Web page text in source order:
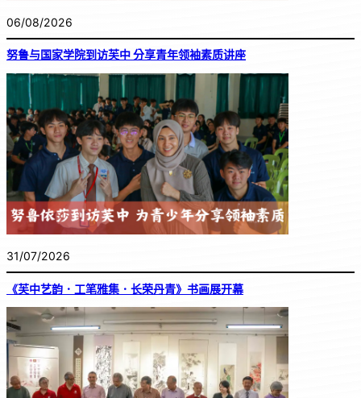
06/08/2026
努鲁与国家学院到访芙中 分享青年领袖素质讲座
31/07/2026
《芙中艺韵．工笔雅集．长荣丹青》书画展开幕